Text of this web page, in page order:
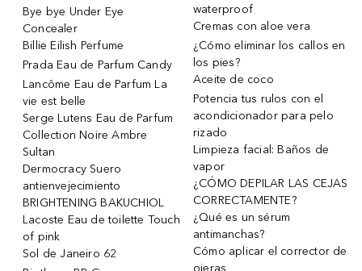
Bye bye Under Eye
Concealer
Billie Eilish Perfume
Prada Eau de Parfum Candy
Lancôme Eau de Parfum La
vie est belle
Serge Lutens Eau de Parfum
Collection Noire Ambre
Sultan
Dermocracy Suero
antienvejecimiento
BRIGHTENING BAKUCHIOL
Lacoste Eau de toilette Touch
of pink
Sol de Janeiro 62
waterproof
Cremas con aloe vera
¿Cómo eliminar los callos en
los pies?
Aceite de coco
Potencia tus rulos con el
acondicionador para pelo
rizado
Limpieza facial: Baños de
vapor
¿CÓMO DEPILAR LAS CEJAS
CORRECTAMENTE?
¿Qué es un sérum
antimanchas?
Cómo aplicar el corrector de
ojeras